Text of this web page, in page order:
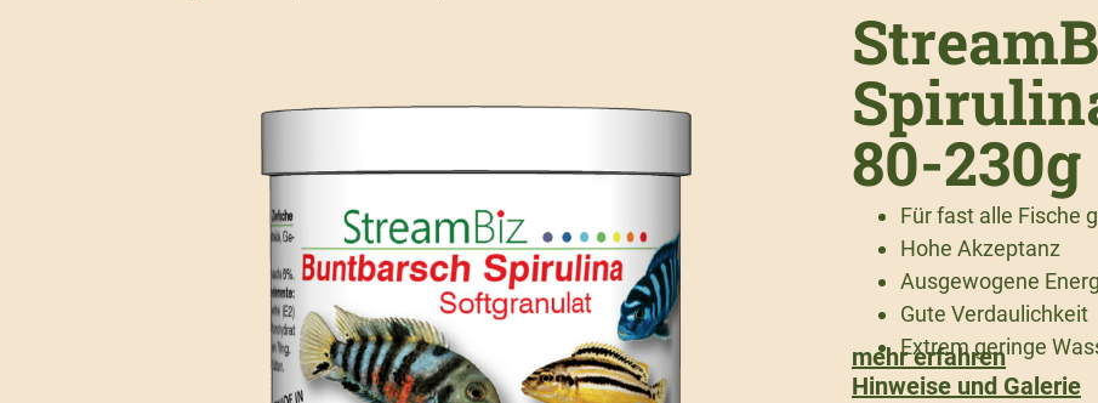
80-230g
Für fast alle Fische
Hohe Akzeptanz
Ausgewogene
Gute Verdaulichkeit
Extrem geringe
mehr erfahren
Hinweise und Galerie